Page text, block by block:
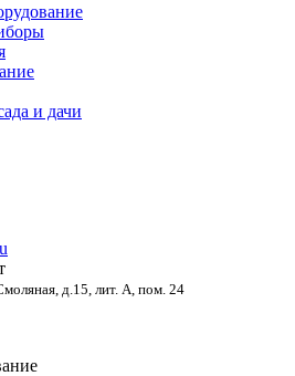
и дачи
д.15, лит. А, пом. 24